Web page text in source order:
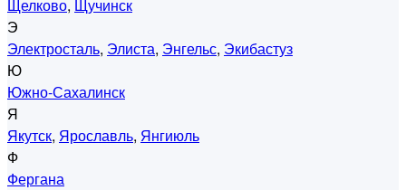
Щелково, Щучинск
Э
Электросталь, Элиста, Энгельс, Экибастуз
Ю
Южно-Сахалинск
Я
Якутск, Ярославль, Янгиюль
Ф
Фергана